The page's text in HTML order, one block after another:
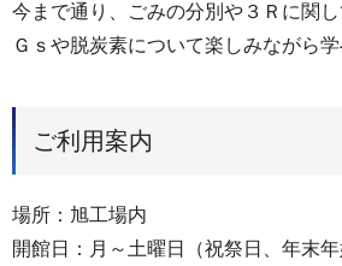
今まで通り、ごみの分別や３Ｒに関
Ｇｓや脱炭素について楽しみながら学
ご利用案内
場所：旭工場内
開館日：月～土曜日（祝祭日、年末